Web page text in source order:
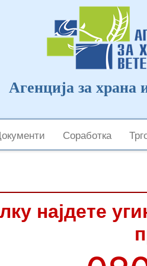
Агенција за храна
Соработка
најдете